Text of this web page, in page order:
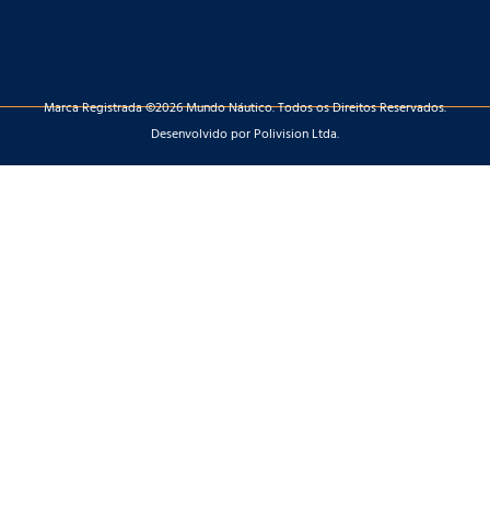
Marca Registrada ©2026 Mundo Náutico. Todos os Direitos Reservados.
Desenvolvido por Polivision Ltda.